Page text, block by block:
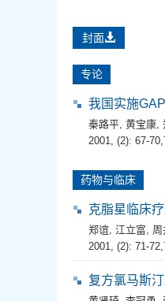
联
谢
编
服
封面
专论
我国实施
秦路平, 黄宝康,
2001, (2): 67-
药物与临床
克脂星临床
郑谊, 江立富, 周
2001, (2): 71-
复方氯马斯